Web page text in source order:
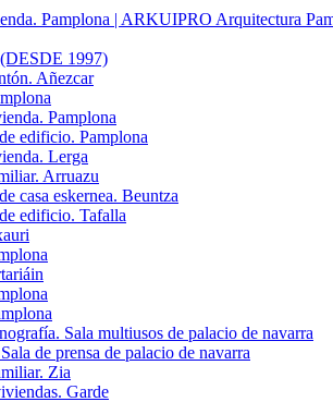
1997)
Añezcar
Pamplona
edificio. Pamplona
Lerga
Arruazu
casa eskernea. Beuntza
edificio. Tafalla
Sala multiusos de palacio de navarra
de prensa de palacio de navarra
Zia
Garde